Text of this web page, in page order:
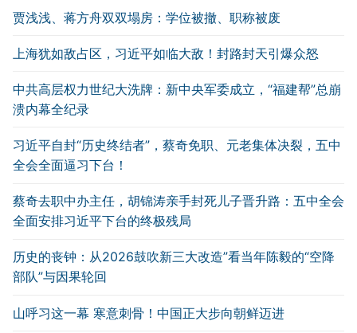
贾浅浅、蒋方舟双双塌房：学位被撤、职称被废
上海犹如敌占区，习近平如临大敌！封路封天引爆众怒
中共高层权力世纪大洗牌：新中央军委成立，“福建帮”总崩
溃内幕全纪录
习近平自封“历史终结者”，蔡奇免职、元老集体决裂，五中
全会全面逼习下台！
蔡奇去职中办主任，胡锦涛亲手封死儿子晋升路：五中全会
全面安排习近平下台的终极残局
历史的丧钟：从2026鼓吹新三大改造”看当年陈毅的“空降
部队”与因果轮回
山呼习这一幕 寒意刺骨！中国正大步向朝鲜迈进